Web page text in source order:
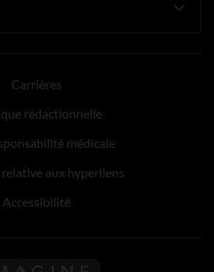
Carrières
rédactionnelle
médicale
aux hyperliens
Accessibilité